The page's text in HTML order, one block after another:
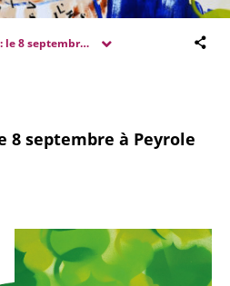
8 septembre à Peyrole
8 septembre à Peyrole